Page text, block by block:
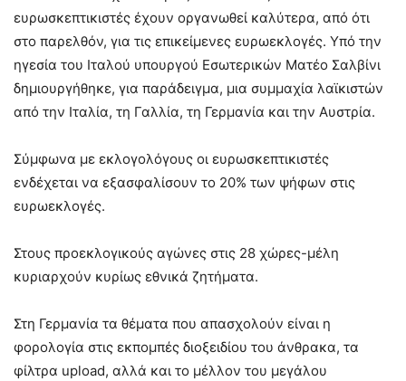
ευρωσκεπτικιστές έχουν οργανωθεί καλύτερα, από ότι
στο παρελθόν, για τις επικείμενες ευρωεκλογές. Υπό την
ηγεσία του Ιταλού υπουργού Εσωτερικών Ματέο Σαλβίνι
δημιουργήθηκε, για παράδειγμα, μια συμμαχία λαϊκιστών
από την Ιταλία, τη Γαλλία, τη Γερμανία και την Αυστρία.
Σύμφωνα με εκλογολόγους οι ευρωσκεπτικιστές
ενδέχεται να εξασφαλίσουν το 20% των ψήφων στις
ευρωεκλογές.
Στους προεκλογικούς αγώνες στις 28 χώρες-μέλη
κυριαρχούν κυρίως εθνικά ζητήματα.
Στη Γερμανία τα θέματα που απασχολούν είναι η
φορολογία στις εκπομπές διοξειδίου του άνθρακα, τα
φίλτρα upload, αλλά και το μέλλον του μεγάλου